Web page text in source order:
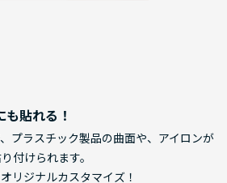
貼れる！
プラスチック製品の曲面や、アイロンが
付けられます。
リジナルカスタマイズ！